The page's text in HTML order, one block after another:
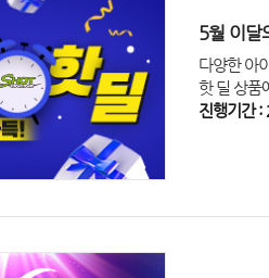
5월 이달
다양한 아
핫 딜 상품
진행기간